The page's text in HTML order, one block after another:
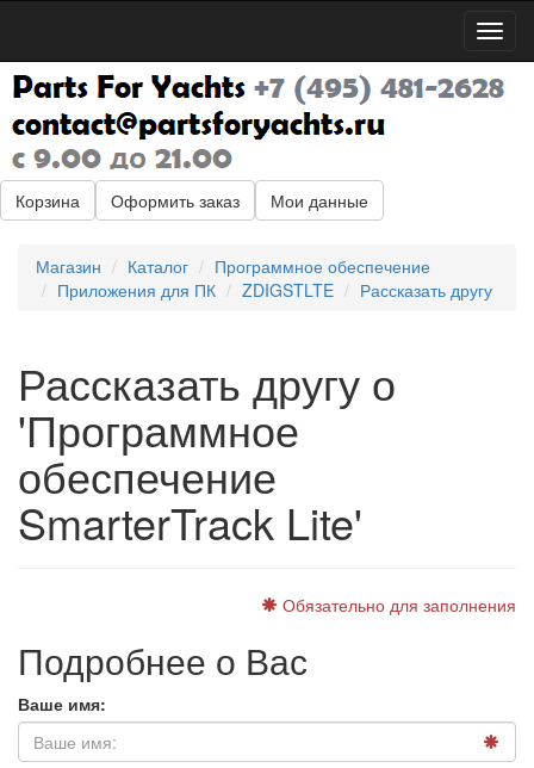
Корзина Оформить заказ Мои данные
Магазин Каталог
Программное обеспечение
Приложения для ПК
ZDIGSTLTE Рассказать другу
Рассказать другу о
'Программное
обеспечение
SmarterTrack Lite'
Обязательно для заполнения
Подробнее о Вас
Ваше имя: